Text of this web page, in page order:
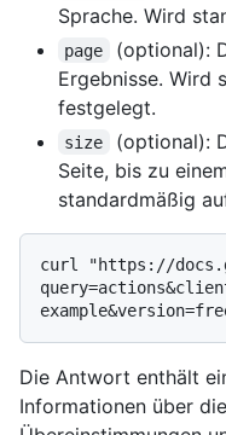
Sprache. Wird
page
(optional):
Ergebnisse. Wird
festgelegt.
size
(optional):
Seite, bis zu
standardmäßig
curl "https://
Die Antwort enthält
Informationen über